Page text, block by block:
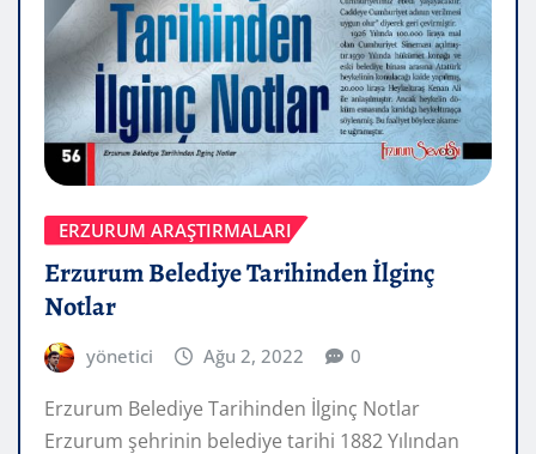
ERZURUM ARAŞTIRMALARI
Erzurum Belediye Tarihinden İlginç
Notlar
yönetici Ağu 2, 2022 0
Erzurum Belediye Tarihinden İlginç Notlar
Erzurum şehrinin belediye tarihi 1882 Yılından